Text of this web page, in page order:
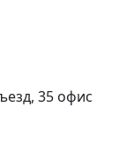
35 офис